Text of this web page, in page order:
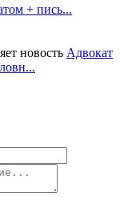
+ пись...
новость Адвокат